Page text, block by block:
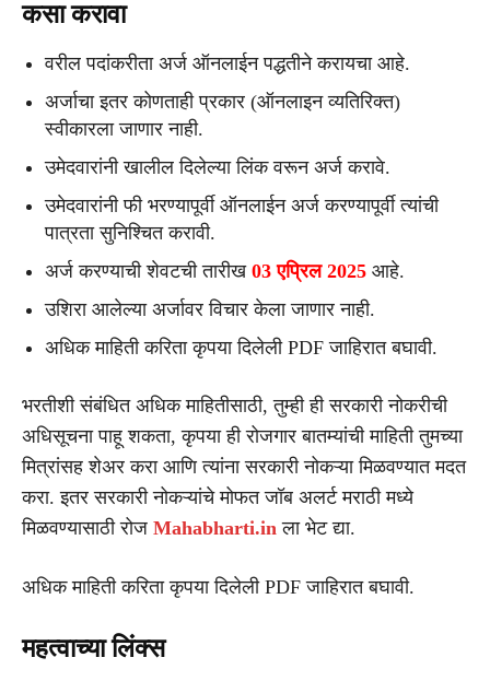
कसा करावा
वरील पदांकरीता अर्ज ऑनलाईन पद्धतीने करायचा आहे.
अर्जाचा इतर कोणताही प्रकार (ऑनलाइन व्यतिरिक्त)
स्वीकारला जाणार नाही.
उमेदवारांनी खालील दिलेल्या लिंक वरून अर्ज करावे.
उमेदवारांनी फी भरण्यापूर्वी ऑनलाईन अर्ज करण्यापूर्वी त्यांची
पात्रता सुनिश्चित करावी.
अर्ज करण्याची शेवटची तारीख 03 एप्रिल 2025 आहे.
उशिरा आलेल्या अर्जावर विचार केला जाणार नाही.
अधिक माहिती करिता कृपया दिलेली PDF जाहिरात बघावी.
भरतीशी संबंधित अधिक माहितीसाठी, तुम्ही ही सरकारी नोकरीची
अधिसूचना पाहू शकता, कृपया ही रोजगार बातम्यांची माहिती तुमच्या
मित्रांसह शेअर करा आणि त्यांना सरकारी नोकऱ्या मिळवण्यात मदत
करा. इतर सरकारी नोकऱ्यांचे मोफत जॉब अलर्ट मराठी मध्ये
मिळवण्यासाठी रोज Mahabharti.in ला भेट द्या.
अधिक माहिती करिता कृपया दिलेली PDF जाहिरात बघावी.
महत्वाच्या लिंक्स